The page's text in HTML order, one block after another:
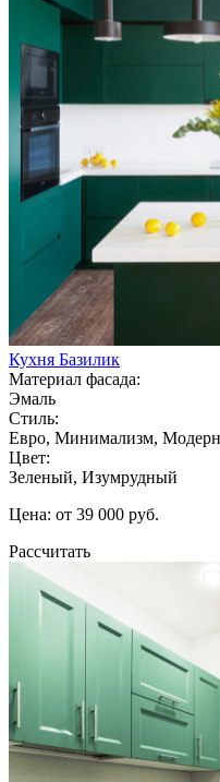
Кухня Базилик
Материал фасада:
Эмаль
Стиль:
Евро, Минимализм, Модерн
Цвет:
Зеленый, Изумрудный
Цена: от 39 000 руб.
Рассчитать